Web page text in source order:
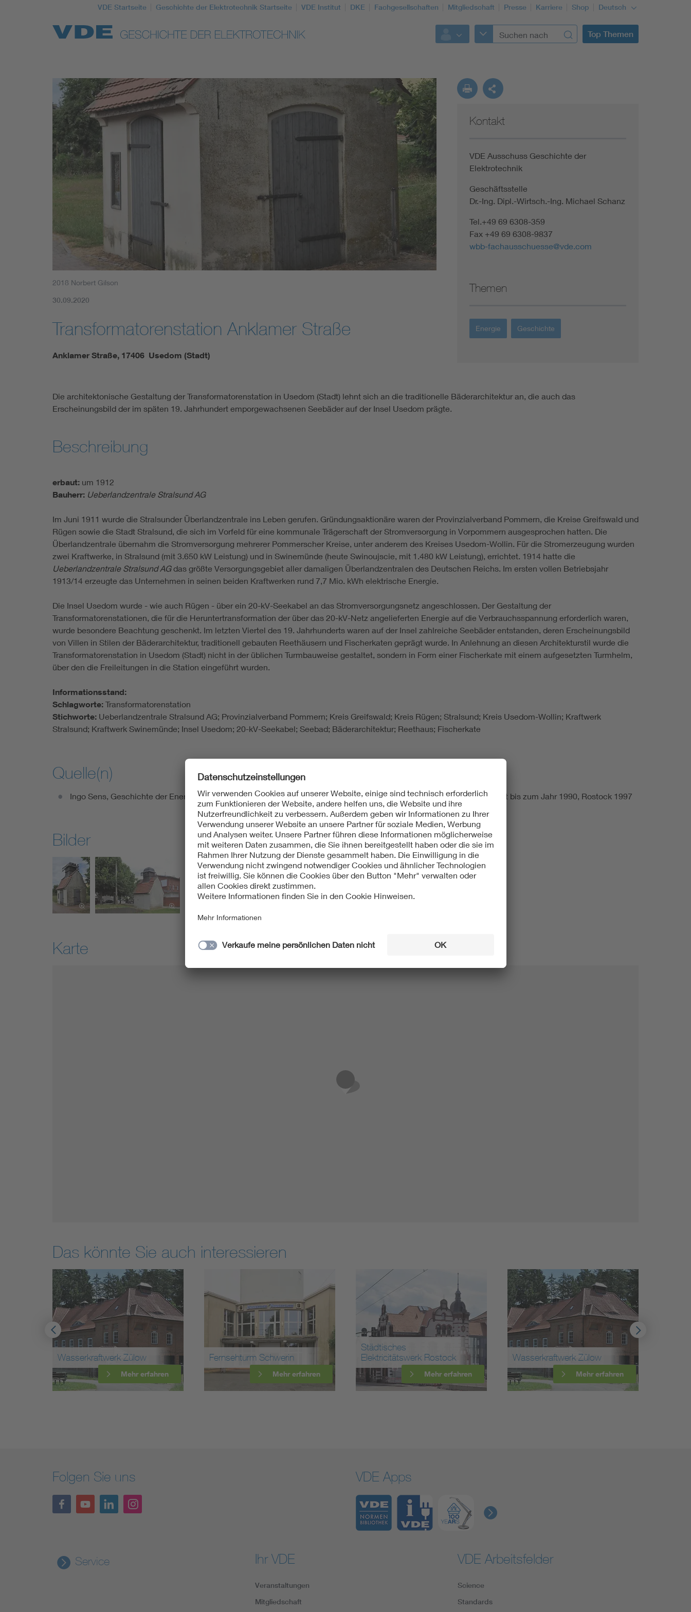
VDE Startseite Geschichte der Elektrotechnik Startseite VDE Institut DKE Fachgesellschaften Mitgliedschaft Presse Karriere Shop Deutsch
Top Themen
Top Themen
Weitere Themen
2018 Norbert Gilson
30.09.2020
Transformatorenstation Anklamer Straße
Anklamer Straße, 17406 Usedom (Stadt)
Kontakt
VDE Ausschuss Geschichte der
Elektrotechnik
Geschäftsstelle
Dr.-Ing. Dipl.-Wirtsch.-Ing. Michael Schanz
Tel.+49 69 6308-359
Fax +49 69 6308-9837
wbb-fachausschuesse@vde.com
Themen
Energie Geschichte
Die architektonische Gestaltung der Transformatorenstation in Usedom (Stadt) lehnt sich an die traditionelle Bäderarchitektur an, die auch das
Erscheinungsbild der im späten 19. Jahrhundert emporgewachsenen Seebäder auf der Insel Usedom prägte.
Beschreibung
erbaut: um 1912
Bauherr: Ueberlandzentrale Stralsund AG
Im Juni 1911 wurde die Stralsunder Überlandzentrale ins Leben gerufen. Gründungsaktionäre waren der Provinzialverband Pommern, die Kreise Greifswald und
Rügen sowie die Stadt Stralsund, die sich im Vorfeld für eine kommunale Trägerschaft der Stromversorgung in Vorpommern ausgesprochen hatten. Die
Überlandzentrale übernahm die Stromversorgung mehrerer Pommerscher Kreise, unter anderem des Kreises Usedom-Wollin. Für die Stromerzeugung wurden
zwei Kraftwerke, in Stralsund (mit 3.650 kW Leistung) und in Swinemünde (heute Swinoujscie, mit 1.480 kW Leistung), errichtet. 1914 hatte die
Ueberlandzentrale Stralsund AGdas größte Versorgungsgebiet aller damaligen Überlandzentralen des Deutschen Reichs. Im ersten vollen Betriebsjahr
1913/14 erzeugte das Unternehmen in seinen beiden Kraftwerken rund 7,7 Mio. kWh elektrische Energie.
Die Insel Usedom wurde - wie auch Rügen - über ein 20-kV-Seekabel an das Stromversorgungsnetz angeschlossen. Der Gestaltung der
Transformatorenstationen, die für die Heruntertransformation der über das 20-kV-Netz angelieferten Energie auf die Verbrauchsspannung erforderlich waren,
wurde besondere Beachtung geschenkt. Im letzten Viertel des 19. Jahrhunderts waren auf der Insel zahlreiche Seebäder entstanden, deren Erscheinungsbild
von Villen in Stilen der Bäderarchitektur, traditionell gebauten Reethäusern und Fischerkaten geprägt wurde. In Anlehnung an diesen Architekturstil wurde die
Transformatorenstation in Usedom (Stadt) nicht in der üblichen Turmbauweise gestaltet, sondern in Form einer Fischerkate mit einem aufgesetzten Turmhelm,
über den die Freileitungen in die Station eingeführt wurden.
Informationsstand:
Schlagworte: Transformatorenstation
Stichworte: Ueberlandzentrale Stralsund AG; Provinzialverband Pommern; Kreis Greifswald; Kreis Rügen; Stralsund; Kreis Usedom-Wollin; Kraftwerk
Stralsund; Kraftwerk Swinemünde; Insel Usedom; 20-kV-Seekabel; Seebad; Bäderarchitektur; Reethaus; Fischerkate
Quelle(n)
Ingo Sens, Geschichte der Energieversorgung in Mecklenburg und Vorpommern von ihren Anfängen im 19. Jahrhundert bis zum Jahr 1990, Rostock 1997
Bilder
Karte
Das könnte Sie auch interessieren
Wasserkraftwerk Zülow
Mehr erfahren
Fernsehturm Schwerin
Mehr erfahren
Städtisches
Elektricitätswerk Rostock
Mehr erfahren
Wasserkraftwerk Zülow
Mehr erfahren
Folgen Sie uns VDE Apps
Service Ihr VDE
Veranstaltungen
Mitgliedschaft
VDE Arbeitsfelder
Science
Standards